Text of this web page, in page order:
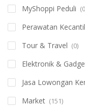
MyShoppi Peduli
Perawatan
Tour & Travel (0)
Elektronik &
Jasa Lowongan
Market (151)